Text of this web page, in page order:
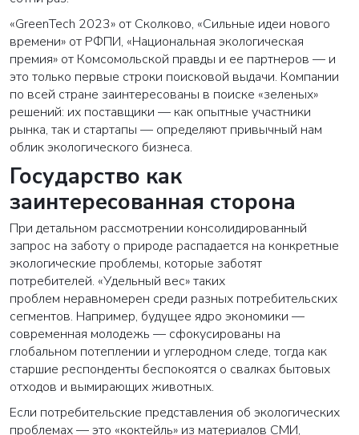
«GreenTech 2023» от Сколково, «Сильные идеи нового
времени» от РФПИ, «Национальная экологическая
премия» от Комсомольской правды и ее партнеров — и
это только первые строки поисковой выдачи. Компании
по всей стране заинтересованы в поиске «зеленых»
решений: их поставщики — как опытные участники
рынка, так и стартапы — определяют привычный нам
облик экологического бизнеса.
Государство как
заинтересованная сторона
При детальном рассмотрении консолидированный
запрос на заботу о природе распадается на конкретные
экологические проблемы, которые заботят
потребителей. «Удельный вес» таких
проблем неравномерен среди разных потребительских
сегментов. Например, будущее ядро экономики —
современная молодежь — сфокусированы на
глобальном потеплении и углеродном следе, тогда как
старшие респонденты беспокоятся о свалках бытовых
отходов и вымирающих животных.
Если потребительские представления об экологических
проблемах — это «коктейль» из материалов СМИ,